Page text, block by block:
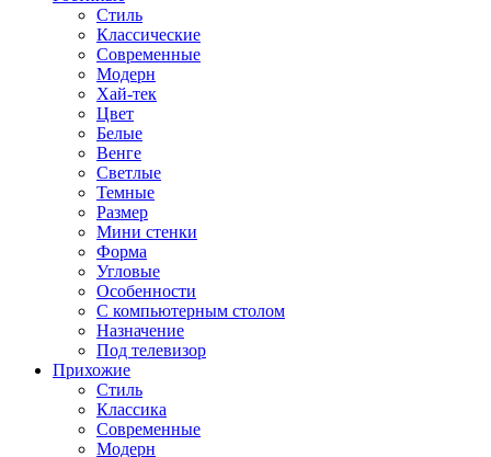
Стиль
Классические
Современные
Модерн
Хай-тек
Цвет
Белые
Венге
Светлые
Темные
Размер
Мини стенки
Форма
Угловые
Особенности
С компьютерным столом
Назначение
Под телевизор
Прихожие
Стиль
Классика
Современные
Модерн